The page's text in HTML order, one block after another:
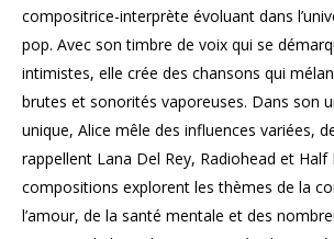
compositrice-interprète évoluant dans
pop. Avec son timbre de voix qui se
intimistes, elle crée des chansons qui
brutes et sonorités vaporeuses. Dans son
unique, Alice mêle des influences variées,
rappellent Lana Del Rey, Radiohead et Half
compositions explorent les thèmes de la
l’amour, de la santé mentale et des